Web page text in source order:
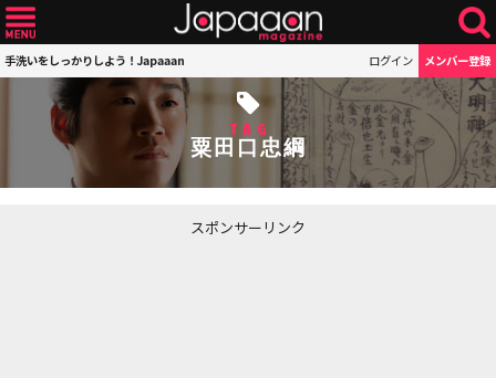
手洗いをしっかりしよう！Japaaan ログイン メンバー登録
TAG
粟田口忠綱
スポンサーリンク